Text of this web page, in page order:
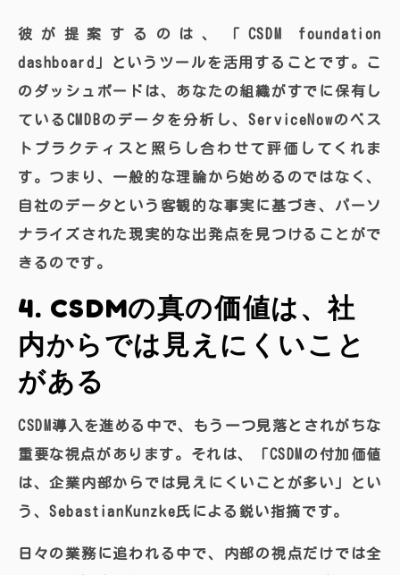
彼が提案するのは、「CSDM foundation
dashboard」というツールを活用することです。こ
のダッシュボードは、あなたの組織がすでに保有し
ているCMDBのデータを分析し、ServiceNowのベス
トプラクティスと照らし合わせて評価してくれま
す。つまり、一般的な理論から始めるのではなく、
自社のデータという客観的な事実に基づき、パーソ
ナライズされた現実的な出発点を見つけることがで
きるのです。
4. CSDMの真の価値は、社
内からでは見えにくいこと
がある
CSDM導入を進める中で、もう一つ見落とされがちな
重要な視点があります。それは、「CSDMの付加価値
は、企業内部からでは見えにくいことが多い」とい
う、SebastianKunzke氏による鋭い指摘です。
日々の業務に追われる中で、内部の視点だけでは全